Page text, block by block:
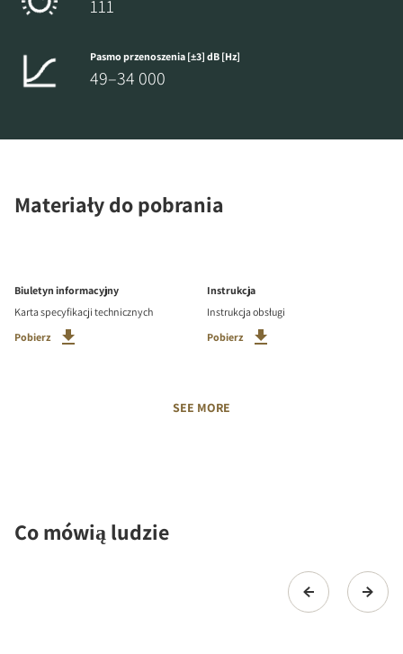
111
Pasmo przenoszenia [±3] dB [Hz]
49–34 000
Materiały do pobrania
Biuletyn informacyjny
Karta specyfikacji technicznych
Pobierz
Instrukcja
Instrukcja obsługi
Pobierz
SEE MORE
Co mówią ludzie